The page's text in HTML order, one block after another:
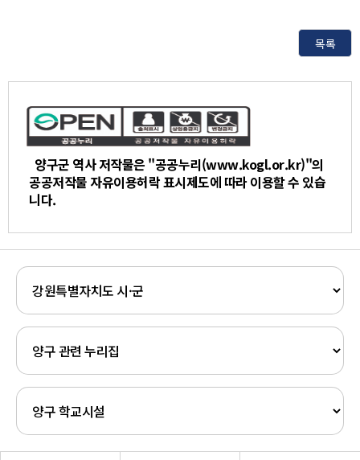
목록
양구군 역사 저작물은 "공공누리(www.kogl.or.kr)"의
공공저작물 자유이용허락 표시제도에 따라 이용할 수 있습
니다.